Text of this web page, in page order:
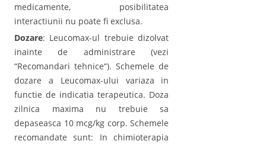
medicamente, posibilitatea
interactiunii nu poate fi exclusa.
Dozare: Leucomax-ul trebuie dizolvat
inainte de administrare (vezi
“Recomandari tehnice“). Schemele de
dozare a Leucomax-ului variaza in
functie de indicatia terapeutica. Doza
zilnica maxima nu trebuie sa
depaseasca 10 mcg/kg corp. Schemele
recomandate sunt: In chimioterapia